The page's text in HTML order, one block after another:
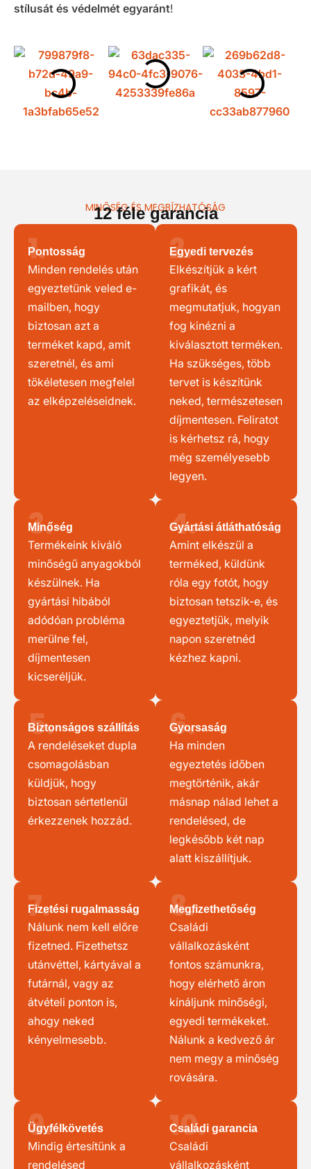
stílusát és védelmét egyaránt!
MINŐSÉG ÉS MEGBÍZHATÓSÁG
12 féle garancia
1.
Pontosság
Minden rendelés után
egyeztetünk veled e-
mailben, hogy
biztosan azt a
terméket kapd, amit
szeretnél, és ami
tökéletesen megfelel
az elképzeléseidnek.
2.
Egyedi tervezés
Elkészítjük a kért
grafikát, és
megmutatjuk, hogyan
fog kinézni a
kiválasztott terméken.
Ha szükséges, több
tervet is készítünk
neked, természetesen
díjmentesen. Feliratot
is kérhetsz rá, hogy
még személyesebb
legyen.
3.
Minőség
Termékeink kiváló
minőségű anyagokból
készülnek. Ha
gyártási hibából
adódóan probléma
merülne fel,
díjmentesen
kicseréljük.
4.
Gyártási átláthatóság
Amint elkészül a
terméked, küldünk
róla egy fotót, hogy
biztosan tetszik-e, és
egyeztetjük, melyik
napon szeretnéd
kézhez kapni.
5.
Biztonságos szállítás
A rendeléseket dupla
csomagolásban
küldjük, hogy
biztosan sértetlenül
érkezzenek hozzád.
6.
Gyorsaság
Ha minden
egyeztetés időben
megtörténik, akár
másnap nálad lehet a
rendelésed, de
legkésőbb két nap
alatt kiszállítjuk.
7.
Fizetési rugalmasság
Nálunk nem kell előre
fizetned. Fizethetsz
utánvéttel, kártyával a
futárnál, vagy az
átvételi ponton is,
ahogy neked
kényelmesebb.
8.
Megfizethetőség
Családi
vállalkozásként
fontos számunkra,
hogy elérhető áron
kínáljunk minőségi,
egyedi termékeket.
Nálunk a kedvező ár
nem megy a minőség
rovására.
9.
Ügyfélkövetés
Mindig értesítünk a
rendelésed
10.
Családi garancia
Családi
vállalkozásként